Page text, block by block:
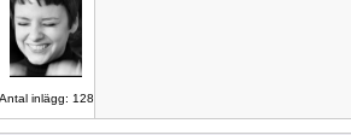
Antal inlägg: 128